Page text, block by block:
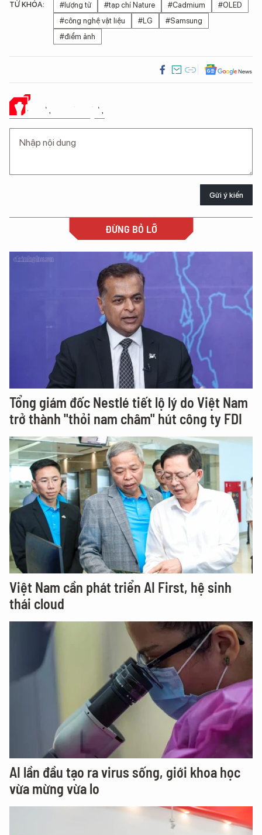
TỪ KHÓA: #lượng tử #tạp chí Nature #Cadmium
#OLED
#công nghệ vật liệu
#LG
#Samsung
#điểm ảnh
Ý KIẾN CỦA BẠN
Gửi ý kiến
ĐỪNG BỎ LỠ
Tổng giám đốc Nestlé tiết lộ lý do Việt Nam
trở thành "thỏi nam châm" hút công ty FDI
Việt Nam cần phát triển AI First, hệ sinh
thái cloud
AI lần đầu tạo ra virus sống, giới khoa học
vừa mừng vừa lo